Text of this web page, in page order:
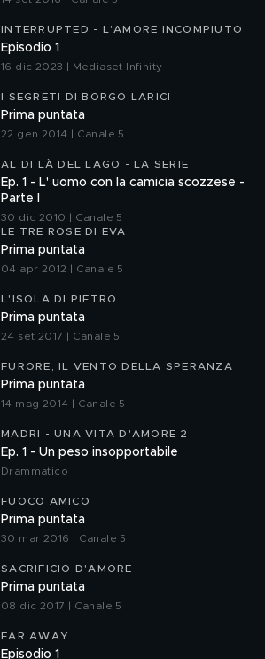
INTERRUPTED - L'AMORE INCOMPIUTO
Episodio 1
16 dic 2023 | Mediaset Infinity
I SEGRETI DI BORGO LARICI
Prima puntata
22 gen 2014 | Canale 5
AL DI LÀ DEL LAGO - LA SERIE
Ep. 1 - L' uomo con la camicia scozzese -
Parte I
30 dic 2010 | Canale 5
LE TRE ROSE DI EVA
Prima puntata
04 apr 2012 | Canale 5
L'ISOLA DI PIETRO
Prima puntata
24 set 2017 | Canale 5
FURORE, IL VENTO DELLA SPERANZA
Prima puntata
14 mag 2014 | Canale 5
MADRI - UNA VITA D'AMORE 2
Ep. 1 - Un peso insopportabile
Drammatico
FUOCO AMICO
Prima puntata
30 mar 2016 | Canale 5
SACRIFICIO D'AMORE
Prima puntata
08 dic 2017 | Canale 5
FAR AWAY
Episodio 1